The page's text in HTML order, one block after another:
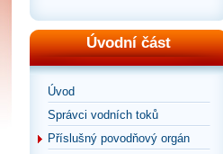
Úvodní část
Úvod
Správci vodních toků
Příslušný povodňový orgán